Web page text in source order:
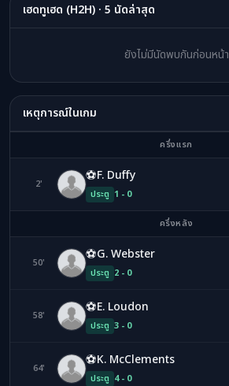
เฮดทูเฮด (H2H) · 5 นัดล่าสุด
ยังไม่มีนัดพบกันก่อนหน้า
เหตุการณ์ในเกม
ครึ่งแรก
2' FD ⚽F. Duffy
ประตู 1 - 0
ครึ่งหลัง
50' GW ⚽G. Webster
ประตู 2 - 0
58' EL ⚽E. Loudon
ประตู 3 - 0
64' KM ⚽K. McClements
ประตู 4 - 0